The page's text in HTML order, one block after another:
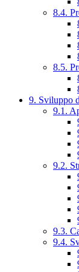
8.4.
8.5.
9. Sviluppo
9.1.
9.2.
9.3.
9.4.